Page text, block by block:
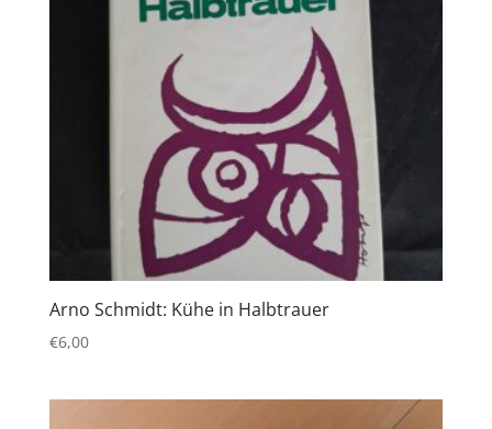
Arno Schmidt: Kühe in Halbtrauer
€6,00